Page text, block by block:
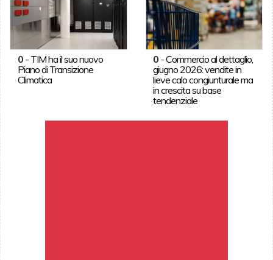
0- TIM ha il suo nuovo
Piano di Transizione
Climatica
0 -Commercio al dettaglio,
giugno 2026: vendite in
lieve calo congiunturale ma
in crescita su base
tendenziale